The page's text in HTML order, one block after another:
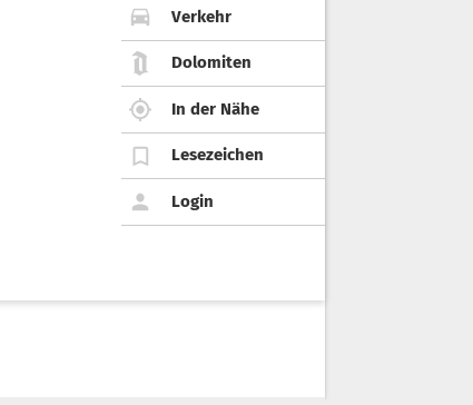
Verkehr
Dolomiten
In der Nähe
Lesezeichen
Login